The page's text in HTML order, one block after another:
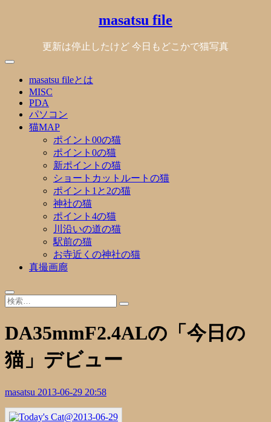
masatsu file
更新は停止したけど 今日もどこかで猫写真
masatsu fileとは
MISC
PDA
パソコン
猫MAP
ポイント00の猫
ポイント0の猫
新ポイントの猫
ショートカットルートの猫
ポイント1と2の猫
神社の猫
ポイント4の猫
川沿いの道の猫
駅前の猫
お寺近くの神社の猫
真撮画廊
DA35mmF2.4ALの「今日の
猫」デビュー
masatsu 2013-06-29 20:58